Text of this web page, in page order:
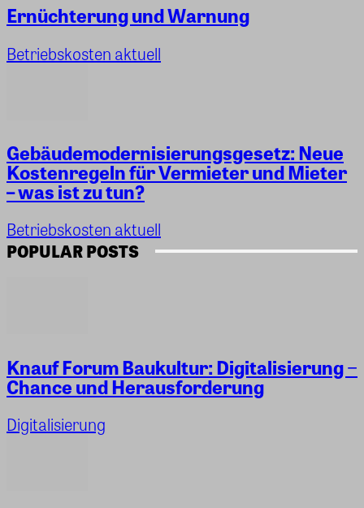
Ernüchterung und Warnung
Betriebskosten aktuell
Gebäudemodernisierungsgesetz: Neue
Kostenregeln für Vermieter und Mieter
– was ist zu tun?
Betriebskosten aktuell
POPULAR POSTS
Knauf Forum Baukultur: Digitalisierung −
Chance und Herausforderung
Digitalisierung